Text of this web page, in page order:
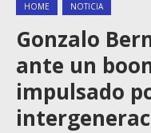
HOME NOTICIA
Gonzalo
ante un
impulsado